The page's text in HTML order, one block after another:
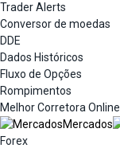
Trader Alerts
Conversor de moedas
DDE
Dados Históricos
Fluxo de Opções
Rompimentos
Melhor Corretora Online
Mercados
Forex